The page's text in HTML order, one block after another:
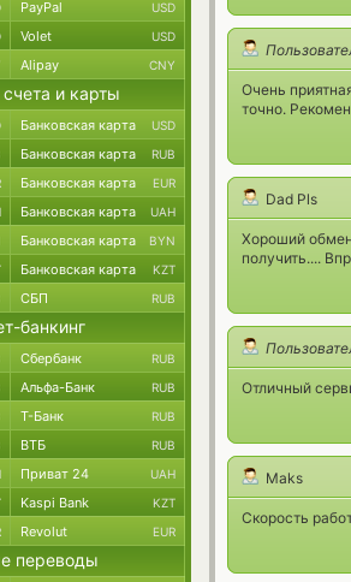
Очень
точно.
Dad Pls
Хороший
получить....
Отличный
Maks
Скорость
PayPal USD
Volet USD
Alipay CNY
и карты
Банковская карта USD
Банковская карта RUB
Банковская карта EUR
Банковская карта UAH
Банковская карта BYN
Банковская карта KZT
СБП RUB
банкинг
Сбербанк RUB
Альфа-Банк RUB
Т-Банк RUB
ВТБ RUB
Приват 24 UAH
Kaspi Bank KZT
Revolut EUR
переводы